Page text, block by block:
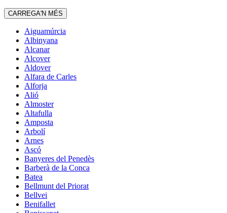
CARREGA'N MÉS
Aiguamúrcia
Albinyana
Alcanar
Alcover
Aldover
Alfara de Carles
Alforja
Alió
Almoster
Altafulla
Amposta
Arbolí
Arnes
Ascó
Banyeres del Penedès
Barberà de la Conca
Batea
Bellmunt del Priorat
Bellvei
Benifallet